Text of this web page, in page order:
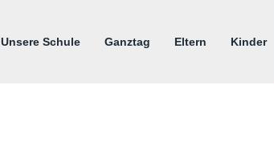
Unsere Schule Ganztag Eltern Kinder